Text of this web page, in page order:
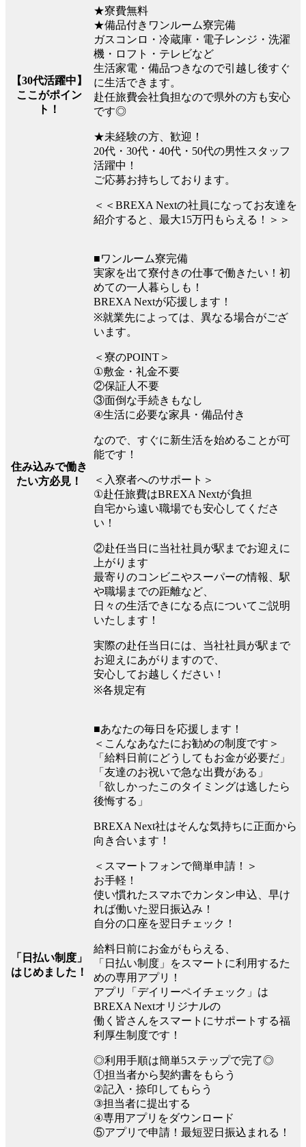
【30代活躍中】
ここがポイン
ト！
★寮費無料
★備品付きワンルーム寮完備
ガスコンロ・冷蔵庫・電子レンジ・洗濯
機・ロフト・テレビなど
生活家電・備品つきなので引越し後すぐ
に生活できます。
赴任旅費会社負担なので県外の方も安心
です◎
★未経験の方、歓迎！
20代・30代・40代・50代の男性スタッフ
活躍中！
ご応募お持ちしております。
＜＜BREXA Nextの社員になってお友達を
紹介すると、最大15万円もらえる！＞＞
住み込みで働き
たい方必見！
■ワンルーム寮完備
実家を出て寮付きの仕事で働きたい！初
めての一人暮らしも！
BREXA Nextが応援します！
※就業先によっては、異なる場合がござ
います。
＜寮のPOINT＞
①敷金・礼金不要
②保証人不要
③面倒な手続きもなし
④生活に必要な家具・備品付き
なので、すぐに新生活を始めることが可
能です！
＜入寮者へのサポート＞
①赴任旅費はBREXA Nextが負担
自宅から遠い職場でも安心してくださ
い！
②赴任当日に当社社員が駅までお迎えに
上がります
最寄りのコンビニやスーパーの情報、駅
や職場までの距離など、
日々の生活できになる点についてご説明
いたします！
実際の赴任当日には、当社社員が駅まで
お迎えにあがりますので、
安心してお越しください！
※各規定有
「日払い制度」
はじめました！
■あなたの毎日を応援します！
＜こんなあなたにお勧めの制度です＞
「給料日前にどうしてもお金が必要だ」
「友達のお祝いで急な出費がある」
「欲しかったこのタイミングは逃したら
後悔する」
BREXA Next社はそんな気持ちに正面から
向き合います！
＜スマートフォンで簡単申請！＞
お手軽！
使い慣れたスマホでカンタン申込、早け
れば働いた翌日振込み！
自分の口座を翌日チェック！
給料日前にお金がもらえる、
「日払い制度」をスマートに利用するた
めの専用アプリ！
アプリ「デイリーペイチェック」は
BREXA Nextオリジナルの
働く皆さんをスマートにサポートする福
利厚生制度です！
◎利用手順は簡単5ステップで完了◎
①担当者から契約書をもらう
②記入・捺印してもらう
③担当者に提出する
④専用アプリをダウンロード
⑤アプリで申請！最短翌日振込まれる！